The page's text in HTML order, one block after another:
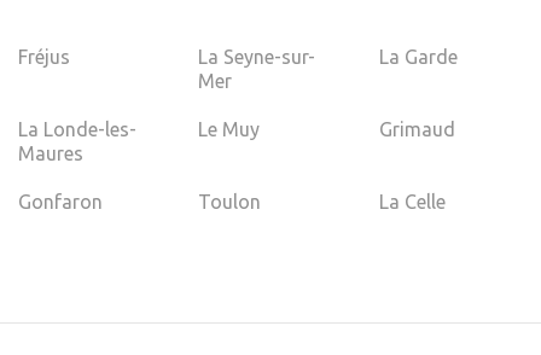
Fréjus
La Seyne-sur-
Mer
La Garde
La Londe-les-
Maures
Le Muy Grimaud
Gonfaron Toulon La Celle